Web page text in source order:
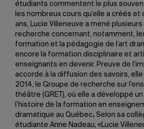
étudiants commentent le plus
les nombreux cours qu’elle a créés et
ans, Lucie Villeneuve a mené
recherche concernant, notamment,
formation et la pédagogie de l’art
encore la formation disciplinaire et
enseignants en devenir. Preuve de
accorde à la diffusion des savoirs,
2014, le Groupe de recherche sur
théâtre (GRET), où elle a développé
l’histoire de la formation en
dramatique au Québec. Selon sa
étudiante Anne Nadeau, «Lucie